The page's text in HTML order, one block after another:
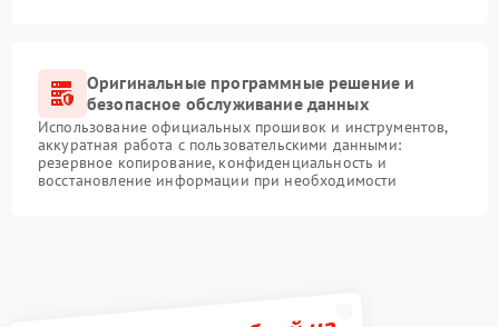
Оригинальные программные решение и
безопасное обслуживание данных
Использование официальных прошивок и инструментов,
аккуратная работа с пользовательскими данными:
резервное копирование, конфиденциальность и
восстановление информации при необходимости